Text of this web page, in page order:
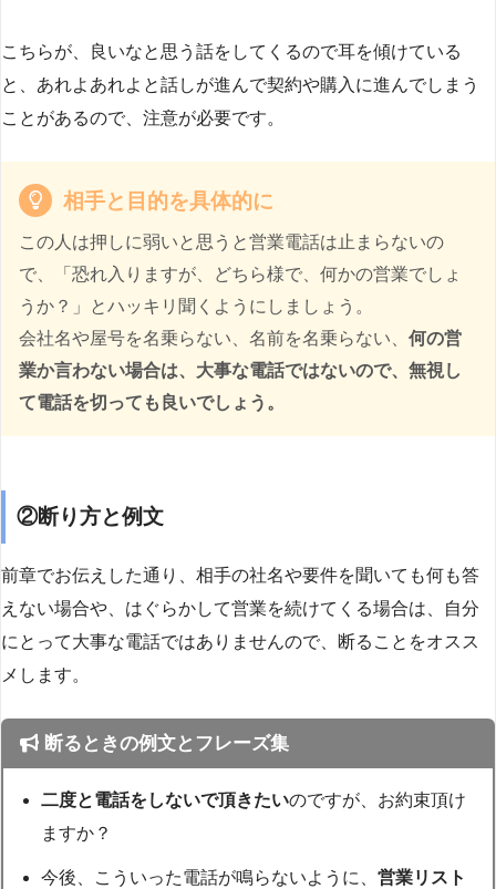
こちらが、良いなと思う話をしてくるので耳を傾けている
と、あれよあれよと話しが進んで契約や購入に進んでしまう
ことがあるので、注意が必要です。
相手と目的を具体的に
この人は押しに弱いと思うと営業電話は止まらないの
で、「恐れ入りますが、どちら様で、何かの営業でしょ
うか？」とハッキリ聞くようにしましょう。
会社名や屋号を名乗らない、名前を名乗らない、 何の営
業か言わない場合は、大事な電話ではないので、無視し
て電話を切っても良いでしょう。
②断り方と例文
前章でお伝えした通り、相手の社名や要件を聞いても何も答
えない場合や、はぐらかして営業を続けてくる場合は、自分
にとって大事な電話ではありませんので、断ることをオスス
メします。
断るときの例文とフレーズ集
二度と電話をしないで頂きたいのですが、お約束頂け
ますか？
今後、こういった電話が鳴らないように、営業リスト